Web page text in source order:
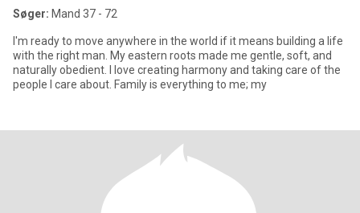
Søger: Mand 37 - 72
I'm ready to move anywhere in the world if it means building a life
with the right man. My eastern roots made me gentle, soft, and
naturally obedient. I love creating harmony and taking care of the
people I care about. Family is everything to me; my